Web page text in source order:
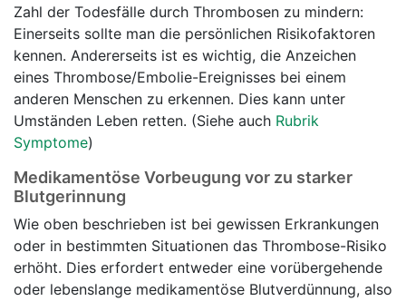
Zahl der Todesfälle durch Thrombosen zu mindern:
Einerseits sollte man die persönlichen Risikofaktoren
kennen. Andererseits ist es wichtig, die Anzeichen
eines Thrombose/Embolie-Ereignisses bei einem
anderen Menschen zu erkennen. Dies kann unter
Umständen Leben retten. (Siehe auch Rubrik
Symptome)
Medikamentöse Vorbeugung vor zu starker
Blutgerinnung
Wie oben beschrieben ist bei gewissen Erkrankungen
oder in bestimmten Situationen das Thrombose-Risiko
erhöht. Dies erfordert entweder eine vorübergehende
oder lebenslange medikamentöse Blutverdünnung, also